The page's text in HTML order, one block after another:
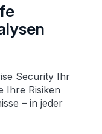
Security Ihr
Ihre Risiken
– in jeder